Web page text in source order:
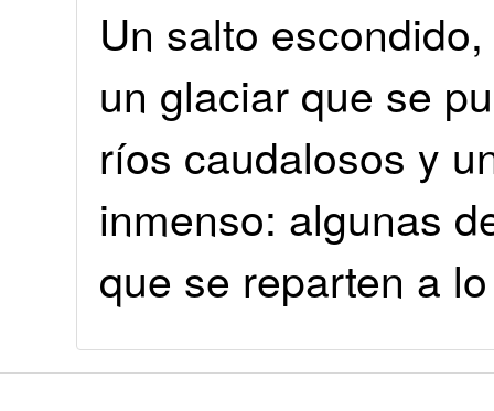
Un salto
un glaciar que se
ríos caudalosos y
inmenso: algunas
que se reparten a